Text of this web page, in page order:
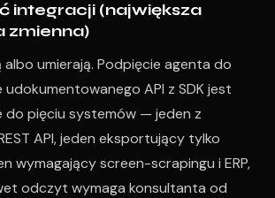
integracji (największa
zmienna)
albo umierają. Podpięcie agenta do
API z SDK jest
do pięciu systemów — jeden z
API, jeden eksportujący tylko
wymagający screen-scrapingu i ERP,
odczyt wymaga konsultanta od